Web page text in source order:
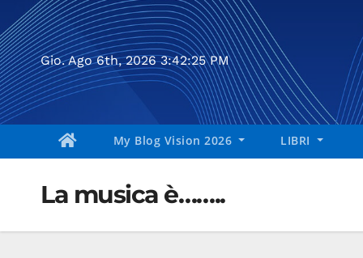
Salta
al
contenutoGio. Ago 6th, 20263:42:26 PM
My Blog Vision 2026 LIBRI
La musica è……..